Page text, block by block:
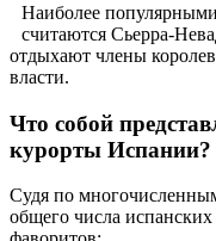
Наиболее
считаются Сьерра-
отдыхают члены
власти.
Что собой
курорты Испании?
Судя по
общего числа